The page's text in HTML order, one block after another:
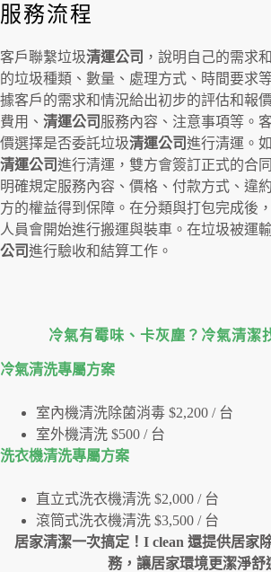
服務流程
客戶聯繫垃圾清運公司 ，說明自己的需求
的垃圾種類、數量、處理方式、時間要求
據客戶的需求和情況給出初步的評估和報
費用、 清運公司 服務內容、注意事項等。
價選擇是否委託垃圾清運公司進行清運。
清運公司進行清運，雙方會簽訂正式的合
明確規定服務內容、價格、付款方式、違
方的權益得到保障。在分類與打包完成後
人員會開始進行搬運與裝車。在垃圾被運
公司進行驗收和結算工作。
冷氣有霉味、卡灰塵？冷氣清潔
冷氣清洗專屬⽅案
室內機清洗除菌消毒 $2,200 / 台
室外機清洗 $500 / 台
洗衣機清洗專屬⽅案
直立式洗衣機清洗 $2,000 / 台
滾筒式洗衣機清洗 $3,500 / 台
居家清潔一次搞定！I clean 還提供居家
務，讓居家環境更潔淨舒